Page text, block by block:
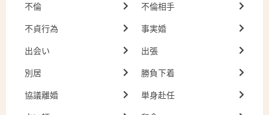
不倫
不倫相手
不貞行為
事実婚
出会い
出張
別居
勝負下着
協議離婚
単身赴任